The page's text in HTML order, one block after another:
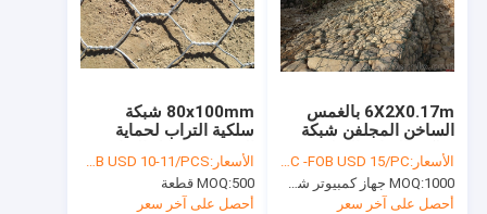
80x100mm شبكة
سلكية التراب لحماية
المنحدر / سلال التراب
البلاستيكية المغلفة
المملوءة
الأسعار:FOB USD 10-11/PCS
MOQ:500 قطعة
أحصل على آخر سعر
6X2X0.17m بالغمس
الساخن المجلفن شبكة
سلكية التراب الصلب
أقفاص التراب
الأسعار:FOB USD 10/PC -FOB USD 15/PC
MOQ:1000 جهاز كمبيوتر شخصى
أحصل على آخر سعر